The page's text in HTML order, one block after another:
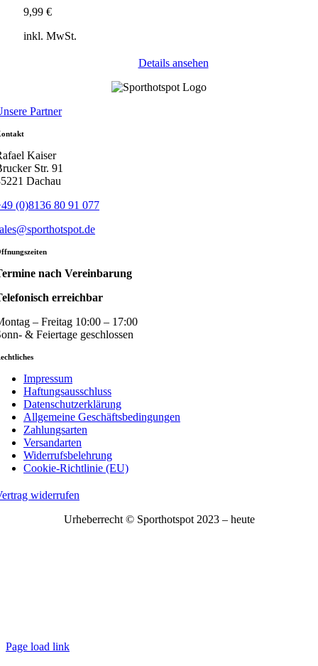
9,99 €
inkl. MwSt.
Details ansehen
Partner
Kaiser
Str. 91
Dachau
(0)8136 80 91 077
nach Vereinbarung
erreichbar
– Freitag 10:00 – 17:00
& Feiertage geschlossen
Impressum
Haftungsausschluss
Datenschutzerklärung
Allgemeine Geschäftsbedingungen
Zahlungsarten
Versandarten
Widerrufsbelehrung
Cookie-Richtlinie (EU)
widerrufen
Urheberrecht © Sporthotspot 2023 – heute
Page load link